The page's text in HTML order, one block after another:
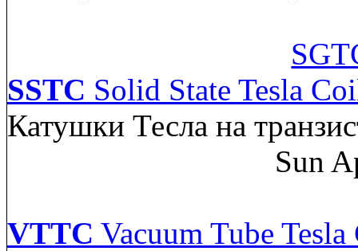
SSTC Solid State Tesla
Катушки Тесла на
Sun
VTTC Vacuum Tube